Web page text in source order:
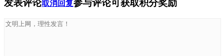
发表评论取消回复参与评论可获取积分奖励